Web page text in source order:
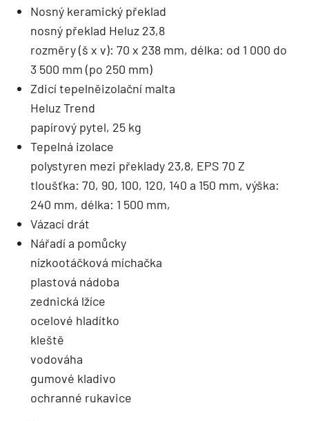
Nosný keramický překlad
nosný překlad Heluz 23,8
rozměry (š x v): 70 x 238 mm, délka: od 1 000 do
3 500 mm (po 250 mm)
Zdicí tepelněizolační malta
Heluz Trend
papírový pytel, 25 kg
Tepelná izolace
polystyren mezi překlady 23,8, EPS 70 Z
tloušťka: 70, 90, 100, 120, 140 a 150 mm, výška:
240 mm, délka: 1 500 mm,
Vázací drát
Nářadí a pomůcky
nízkootáčková míchačka
plastová nádoba
zednická lžíce
ocelové hladítko
kleště
vodováha
gumové kladivo
ochranné rukavice